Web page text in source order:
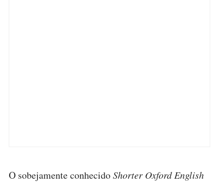
O sobejamente conhecidoShorter Oxford English